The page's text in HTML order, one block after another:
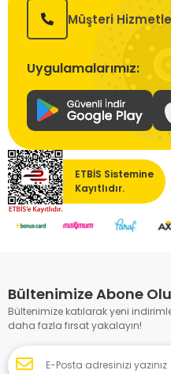
Müşteri
Uygulamalarımız:
ETBİS Sistemine
Kayıtlıdır.
Bültenimize Abone
Bültenimize katılarak yeni
daha fazla fırsat yakalayın!